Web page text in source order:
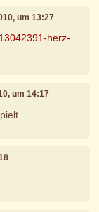
um 13:27
herz-...
um 14:17